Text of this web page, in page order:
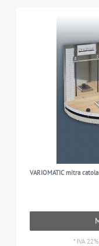
VARIOMATIC mitra
* IVA